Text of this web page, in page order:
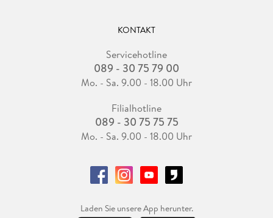
KONTAKT
Servicehotline
089 - 30 75 79 00
Mo. - Sa. 9.00 - 18.00 Uhr
Filialhotline
089 - 30 75 75 75
Mo. - Sa. 9.00 - 18.00 Uhr
Laden Sie unsere App herunter.